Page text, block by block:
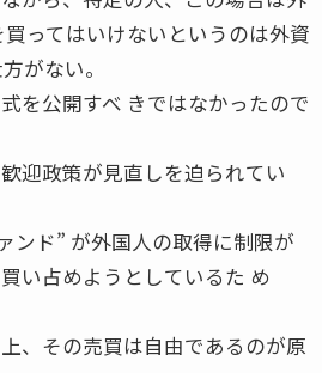
ってはいけないというのは外資
がない。
を公開すべ きではなかったので
迎政策が見直しを迫られてい
ンド” が外国人の取得に制限が
い占めようとしているた め
、その売買は自由であるのが原